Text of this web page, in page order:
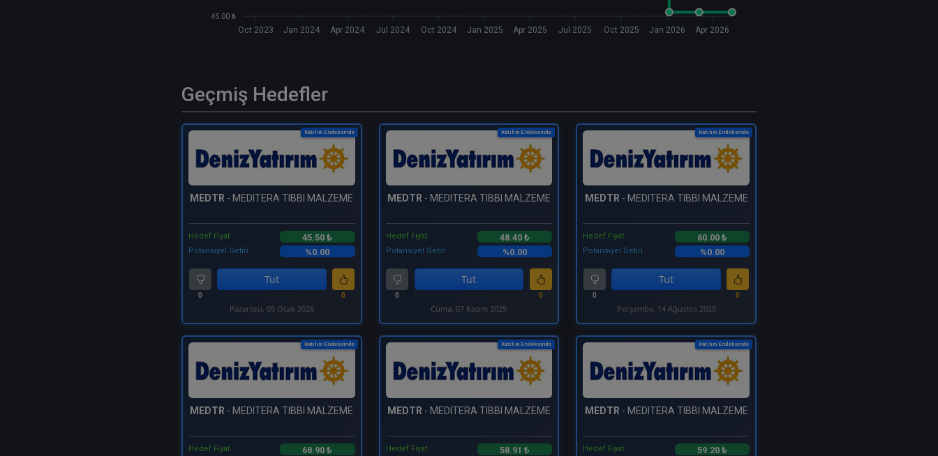
45.00 ₺
Oct 2023 Jan 2024 Apr 2024 Jul 2024 Oct 2024 Jan 2025 Apr 2025 Jul 2025 Oct 2025 Jan 2026 Apr 2026
Geçmiş Hedefler
Katılım Endeksinde
MEDTR - MEDITERA TIBBI MALZEME
Hedef Fiyat 45.50 ₺
Potansiyel Getiri %0.00
0
Tut
0
Pazartesi, 05 Ocak 2026
Katılım Endeksinde
MEDTR - MEDITERA TIBBI MALZEME
Hedef Fiyat 48.40 ₺
Potansiyel Getiri %0.00
0
Tut
0
Cuma, 07 Kasım 2025
Katılım Endeksinde
MEDTR - MEDITERA TIBBI MALZEME
Hedef Fiyat 60.00 ₺
Potansiyel Getiri %0.00
0
Tut
0
Perşembe, 14 Ağustos 2025
Katılım Endeksinde
MEDTR - MEDITERA TIBBI MALZEME
Hedef Fiyat 68.90 ₺
Katılım Endeksinde
MEDTR - MEDITERA TIBBI MALZEME
Hedef Fiyat 58.91 ₺
Katılım Endeksinde
MEDTR - MEDITERA TIBBI MALZEME
Hedef Fiyat 59.20 ₺